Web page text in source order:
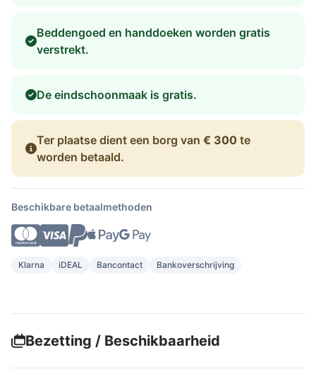
Beddengoed en handdoeken worden gratis
verstrekt.
De eindschoonmaak is gratis.
Ter plaatse dient een borg van € 300 te
worden betaald.
Beschikbare betaalmethoden
Klarna iDEAL Bancontact Bankoverschrijving
Bezetting / Beschikbaarheid